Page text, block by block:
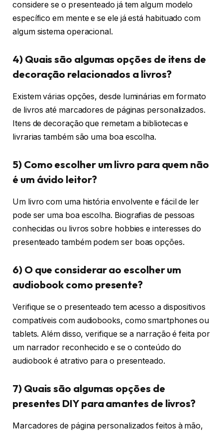
considere se o presenteado já tem algum modelo
específico em mente e se ele já está habituado com
algum sistema operacional.
4) Quais são algumas opções de itens de
decoração relacionados a livros?
Existem várias opções, desde luminárias em formato
de livros até marcadores de páginas personalizados.
Itens de decoração que remetam a bibliotecas e
livrarias também são uma boa escolha.
5) Como escolher um livro para quem não
é um ávido leitor?
Um livro com uma história envolvente e fácil de ler
pode ser uma boa escolha. Biografias de pessoas
conhecidas ou livros sobre hobbies e interesses do
presenteado também podem ser boas opções.
6) O que considerar ao escolher um
audiobook como presente?
Verifique se o presenteado tem acesso a dispositivos
compatíveis com audiobooks, como smartphones ou
tablets. Além disso, verifique se a narração é feita por
um narrador reconhecido e se o conteúdo do
audiobook é atrativo para o presenteado.
7) Quais são algumas opções de
presentes DIY para amantes de livros?
Marcadores de página personalizados feitos à mão,